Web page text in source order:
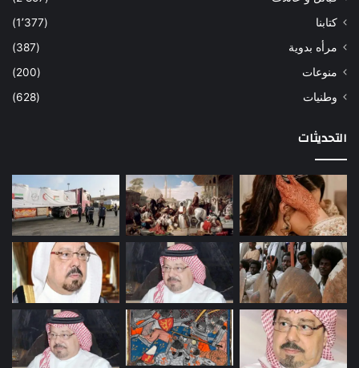
كتابنا
(1٬377)
مرأه بدوية
(387)
منوعات
(200)
وطنيات
(628)
التحديثات